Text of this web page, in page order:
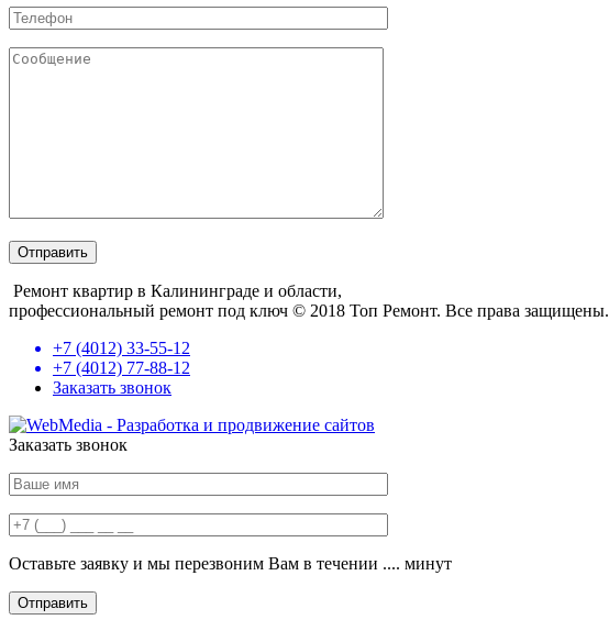
Ремонт квартир в Калининграде и области,
профессиональный ремонт под ключ © 2018 Топ Ремонт. Все права защищены.
+7 (4012) 33-55-12
+7 (4012) 77-88-12
Заказать звонок
Заказать звонок
Оставьте заявку и мы перезвоним Вам в течении .... минут